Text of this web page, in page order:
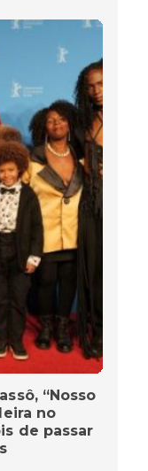
“Nosso
no
de passar